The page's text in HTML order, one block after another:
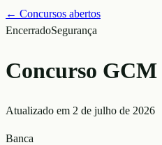
← Concursos abertos
EncerradoSegurança
Concurso GCM
Atualizado em 2 de julho de 2026
Banca